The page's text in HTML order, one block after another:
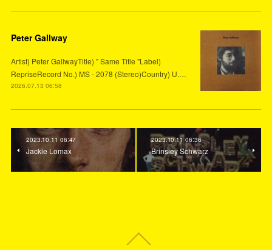
Peter Gallway
Artist) Peter GallwayTitle) " Same Title "Label)
RepriseRecord No.) MS - 2078 (Stereo)Country) U.…
2026.07.13 06:58
2023.10.11 06:47
Jackie Lomax
2023.10.11 06:36
Brinsley Schwarz